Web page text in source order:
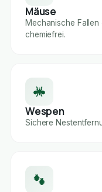
Mäuse
Mechanische
chemiefrei.
Wespen
Sichere